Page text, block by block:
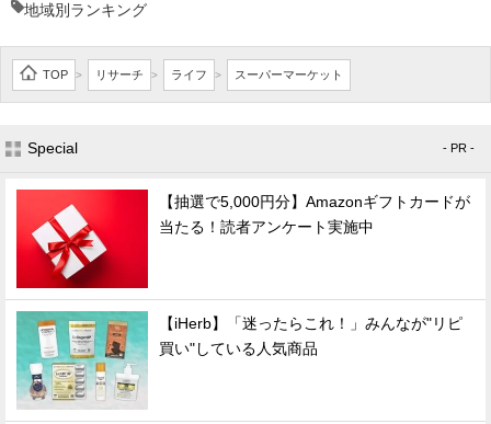
地域別ランキング
TOP > リサーチ > ライフ > スーパーマーケット
Special - PR -
【抽選で5,000円分】Amazonギフトカードが
当たる！読者アンケート実施中
【iHerb】「迷ったらこれ！」みんなが"リピ
買い"している人気商品